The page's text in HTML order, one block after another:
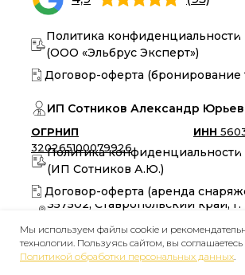
Политика конфиденциальности
(ООО «Эльбрус Эксперт»)
Политика конфиденциальности
(ИП Сотников А.Ю.)
ОГРНИП
320265100079926
ИНН
ИП Сотников Александр
Договор-оферта (аренда
Договор-оферта (бронирование
Выдача снаряжения
г. Пятигорск, пл. Ленина, 13, этаж
357502, Ставропольский край, г.
Мы используем файлы cookie и
технологии. Пользуясь сайтом, вы соглашаетесь
Политикой обработки персональных данных.